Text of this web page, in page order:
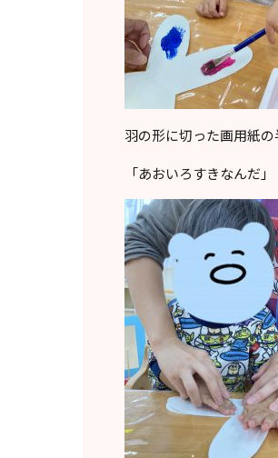
羽の形に切った画用紙
「あおいろすきなんだ